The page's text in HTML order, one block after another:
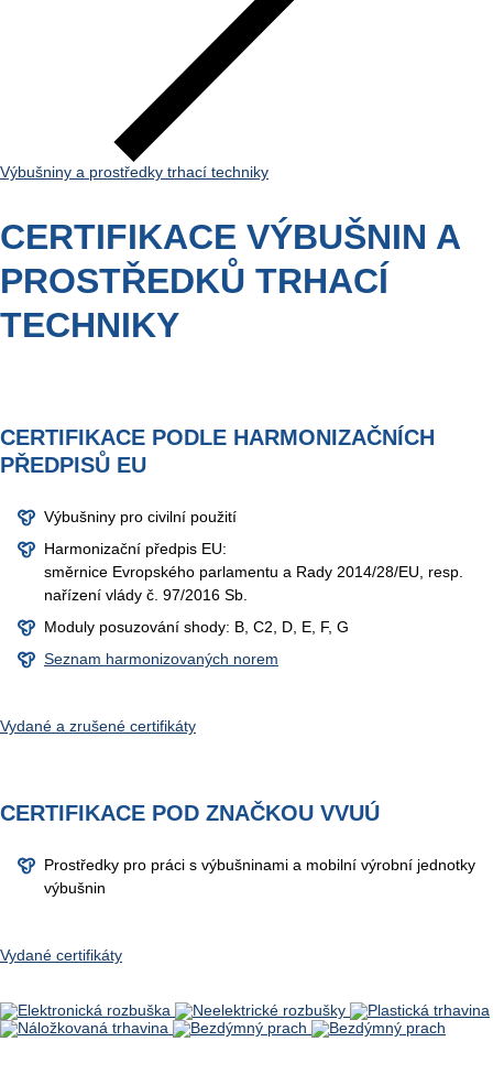
Výbušniny a prostředky trhací techniky
CERTIFIKACE VÝBUŠNIN A
PROSTŘEDKŮ TRHACÍ
TECHNIKY
CERTIFIKACE PODLE HARMONIZAČNÍCH
PŘEDPISŮ EU
Výbušniny pro civilní použití
Harmonizační předpis EU:
směrnice Evropského parlamentu a Rady 2014/28/EU, resp.
nařízení vlády č. 97/2016 Sb.
Moduly posuzování shody: B, C2, D, E, F, G
Seznam harmonizovaných norem
Vydané a zrušené certifikáty
CERTIFIKACE POD ZNAČKOU VVUÚ
Prostředky pro práci s výbušninami a mobilní výrobní jednotky
výbušnin
Vydané certifikáty